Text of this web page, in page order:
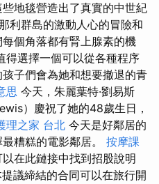
地毯營造出了真實的中世紀
利群島的激動人心的冒險和
個角落都有腎上腺素的機
得選擇一個可以從各種程序
子們會為她和想要撤退的青
思 今天，朱麗葉特·劉易斯
）慶祝了她的48歲生日，
理之家 台北 今天是好鄰居的
糟糕的電影鄰居。 按摩課
在此鏈接中找到招股說明
議締結的合同可以在旅行開